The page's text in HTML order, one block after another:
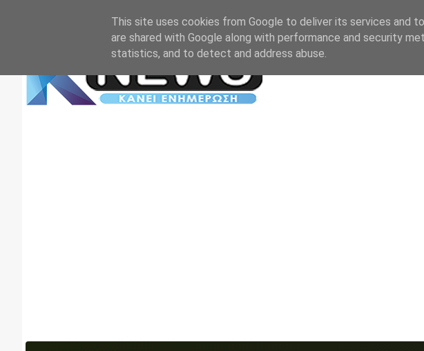
This site uses cookies from Google to deliver its services and
are shared with Google along with performance and security
statistics, and to detect and address abuse.